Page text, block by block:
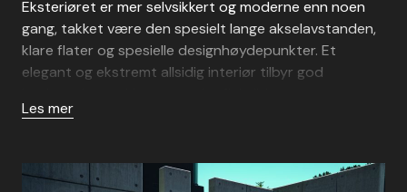
Eksteriøret er mer selvsikkert og moderne enn noen
gang, takket være den spesielt lange akselavstanden,
klare flater og spesielle designhøydepunkter. Et
elegant og ekstremt allsidig interiør tilbyr god
bagasjerommet. I kombinasjon med imponerende
serie Touring en ny målestokk for komfort og
fleksibilitet.
Les mer